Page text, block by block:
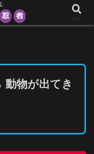
動物が出てき